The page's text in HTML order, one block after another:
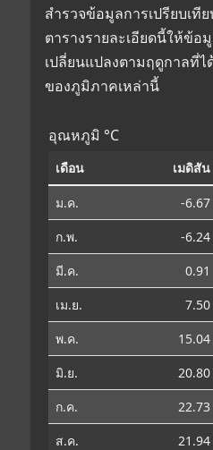
สำรวจข้อมูลการเปรียบเ
ตารางรายละเอียดนี้ให้ข้
เปลี่ยนแปลงตามฤดูกาลที่
ของภูมิภาคเหล่านี้
อุณหภูมิ °C
เดือน เมดิสัน
ม.ค. -6.67
ก.พ.
-6.24
มี.ค.
0.91
เม.ย.
7.50
พ.ค.
15.04
มิ.ย.
20.80
ก.ค.
22.73
ส.ค.
21.94